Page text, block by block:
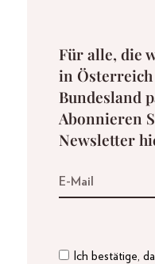
Für alle, die
in
Bundesland
Abonnieren
Newsletter
Ich bestätige,